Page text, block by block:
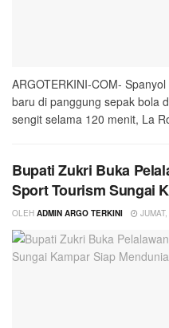
ARGOTERKINI-COM-
baru di panggung sepak bola
sengit selama 120 menit, La
Bupati Zukri Buka
Sport Tourism Sungai
OLEH ADMIN ARGO TERKINI